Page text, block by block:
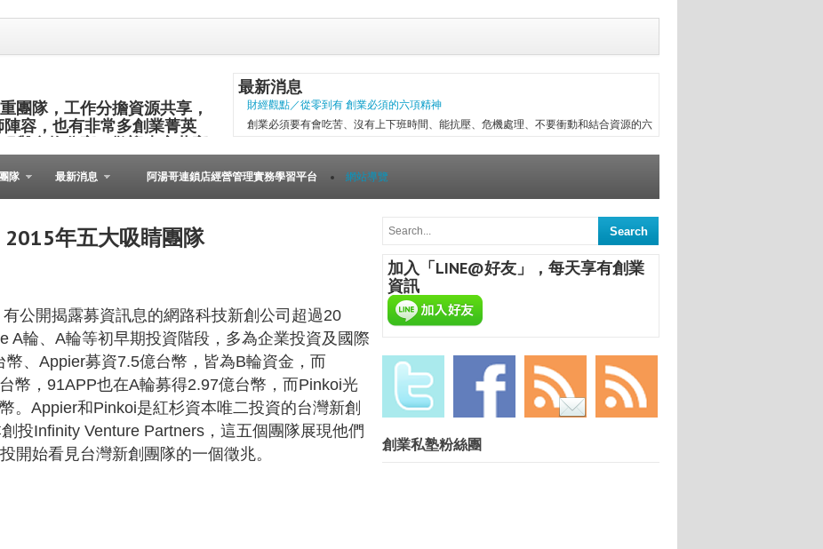
團隊，工作分擔資源共享，
容，也有非常多創業菁英
與食物分享，歡迎大家共襄
最新消息
財經觀點／從零到有 創業必須的六項精神
創業必須要有會吃苦、沒有上下班時間、能抗壓、危機處理、不要衝動和結合資源的六
以失敗告終。總結原因是沒有志同道合的信念...
文瑄舊書坊負責人張瑞添，創業28年來，終日與舊書為伍，已被喻為台中舊書達人。
小檔案 文瑄舊書坊 被民眾認為占空間的舊書，在文瑄舊書坊負責人張瑞添的眼裡，
是塊寶。他基於資源回收再利用的觀點，從汽車材料買賣業，跨足舊書店；如今，旗下
共有逢甲與東海等2家店。因應網路...
<創業故事>床墊教父述創業 盼激勵年輕人
台商運時通家具控股公司董事長陳燕木，前天舉行「床墊教父」（Bedding Father）新
書發佈會，將白手起手的創業歷程，全部寫在書內；他謙虛表示，自己是小人物，出書
只是希望激勵年輕人，學習拚博精神，「不靠天吃飯，靠自己吃飯」。
創業菁英班創業私塾版權所有請尊重智慧財產權勿任意轉載違者依法必究. 技術提供：
Blogger.
Blog Archive
►2016
隊 最新消息 阿湯哥連鎖店經營管理實務學習平台 網站導覽
年五大吸睛團隊
公開揭露募資訊息的網路科技新創公司超過20
A輪、A輪等初早期投資階段，多為企業投資及國際
、Appier募資7.5億台幣，皆為B輪資金，而
幣，91APP也在A輪募得2.97億台幣，而Pinkoi光
。Appier和Pinkoi是紅杉資本唯二投資的台灣新創
投Infinity Venture Partners，這五個團隊展現他們
開始看見台灣新創團隊的一個徵兆。
加入「LINE@好友」，每天享有創業
資訊
創業私塾粉絲團